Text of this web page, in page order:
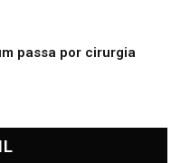
passa por cirurgia